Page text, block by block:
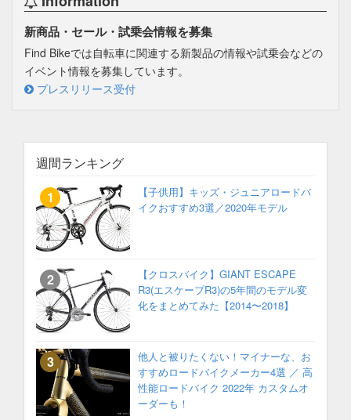
新商品・セール・試乗会情報を募集
Find Bikeでは自転車に関連する新製品の情報や試乗会などの
イベント情報を募集しています。
プレスリリース受付
週間ランキング
【子供用】キッズ・ジュニアロードバ
イクおすすめ3選／2020年モデル
【クロスバイク】GIANT ESCAPE
R3(エスケープR3)の5年間のモデル変
化をまとめてみた【2014〜2018】
他人と被りたくない！マイナーな、お
すすめロードバイクメーカー4選 ／ 高
性能ロードバイク 2022年 カスタムオ
ーダーも！